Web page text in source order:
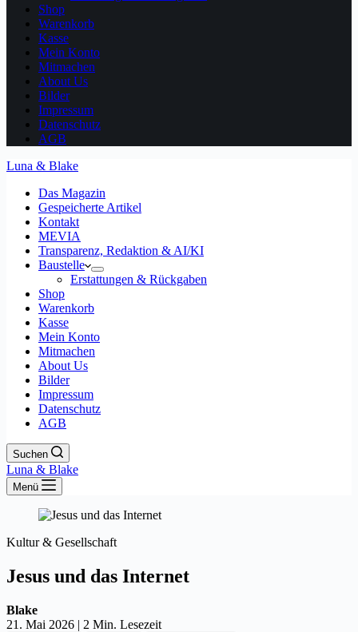
Shop
Warenkorb
Kasse
Mein Konto
Mitmachen
About Us
Bilder
Impressum
Datenschutz
AGB
Luna & Blake
Das Magazin
Gespeicherte Artikel
Kontakt
MEVIA
Transparenz, Redaktion & AI/KI
Baustelle
Erstattungen & Rückgaben
Shop
Warenkorb
Kasse
Mein Konto
Mitmachen
About Us
Bilder
Impressum
Datenschutz
AGB
Suchen
Luna & Blake
Menü
Kultur & Gesellschaft
Jesus und das Internet
Blake
21. Mai 2026 | 2 Min. Lesezeit